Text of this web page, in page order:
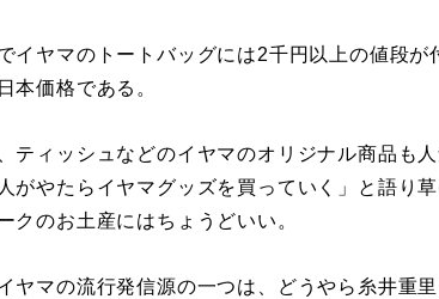
イヤマのトートバッグには2千円以上の値段が
本価格である。
ティッシュなどのイヤマのオリジナル商品も
がやたらイヤマグッズを買っていく」と語り
クのお土産にはちょうどいい。
マの流行発信源の一つは、どうやら糸井重里